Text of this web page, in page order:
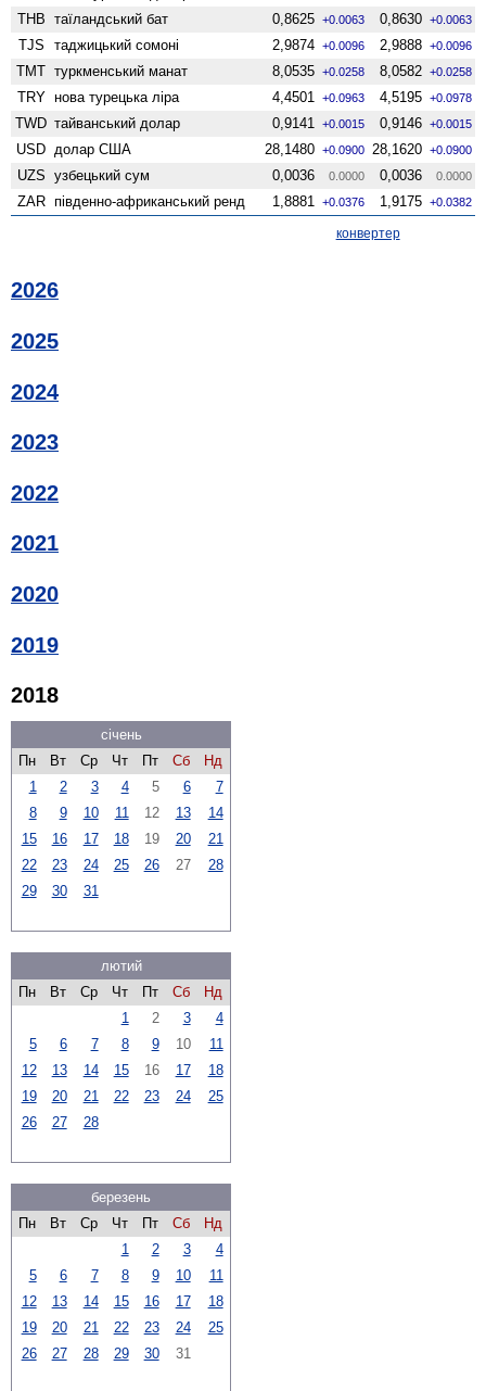
THB
таїландський бат 0,8625 +0.0063 0,8630 +0.0063
TJS таджицький сомоні 2,9874 +0.0096 2,9888 +0.0096
TMT туркменський манат 8,0535 +0.0258 8,0582 +0.0258
TRY нова турецька ліра 4,4501 +0.0963 4,5195 +0.0978
TWD тайванський долар 0,9141 +0.0015 0,9146 +0.0015
USD долар США 28,1480 +0.0900 28,1620 +0.0900
UZS узбецький сум 0,0036 0.0000 0,0036 0.0000
ZAR південно-африканський ренд 1,8881 +0.0376 1,9175 +0.0382
конвертер
2026
2025
2024
2023
2022
2021
2020
2019
2018
січень
Пн
Вт Ср Чт Пт Сб
Нд
1
2 3 4 5 6
7
8
9 10 11 12 13
14
15
16 17 18 19 20
21
22
23 24 25 26 27
28
29
30 31
лютий
Пн
Вт Ср Чт Пт Сб
Нд
1
2 3
4
5
6 7 8 9 10
11
12
13 14 15 16 17
18
19
20 21 22 23 24
25
26
27 28
березень
Пн
Вт Ср Чт Пт Сб
Нд
1
2 3
4
5
6 7 8 9 10
11
12
13 14 15 16 17
18
19
20 21 22 23 24
25
26
27 28 29 30 31